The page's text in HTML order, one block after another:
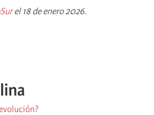
el 18 de enero 2026.